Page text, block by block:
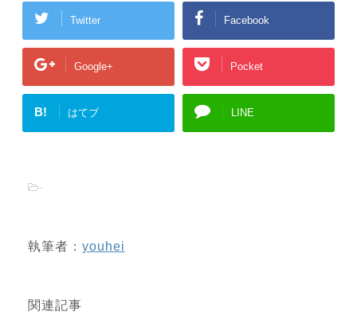
Twitter Facebook
Google+ Pocket
B! はてブ LINE
-
執筆者： youhei
関連記事